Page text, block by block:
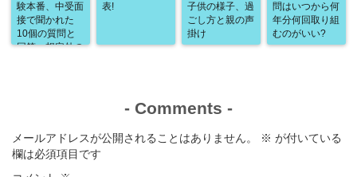
験本番、中受面
接で聞かれた
10個の質問と
回答、想定外の
表!
子供の様子、過
ごし方と親の声
掛け
問はいつから何
年分何回取り組
むのがいい?
- Comments -
メールアドレスが公開されることはありません。 ※ が付いている
欄は必須項目です